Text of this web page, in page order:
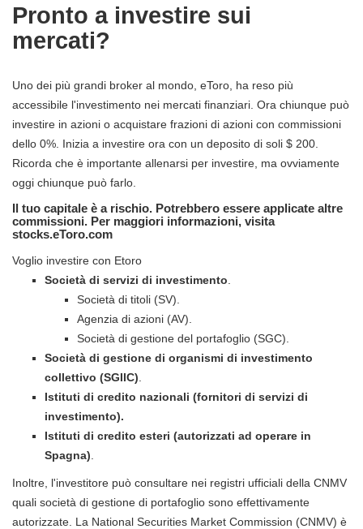
Pronto a investire sui
mercati?
Uno dei più grandi broker al mondo, eToro, ha reso più
accessibile l'investimento nei mercati finanziari. Ora chiunque può
investire in azioni o acquistare frazioni di azioni con commissioni
dello 0%. Inizia a investire ora con un deposito di soli $ 200.
Ricorda che è importante allenarsi per investire, ma ovviamente
oggi chiunque può farlo.
Il tuo capitale è a rischio. Potrebbero essere applicate altre
commissioni. Per maggiori informazioni, visita
stocks.eToro.com
Voglio investire con Etoro
Società di servizi di investimento
Società di titoli (SV).
Agenzia di azioni (AV).
Società di gestione del portafoglio (SGC).
Società di gestione di organismi di investimento
collettivo (SGIIC)
Istituti di credito nazionali (fornitori di servizi di
investimento).
Istituti di credito esteri (autorizzati ad operare in
Spagna)
Inoltre, l'investitore può consultare nei registri ufficiali della CNMV
quali società di gestione di portafoglio sono effettivamente
autorizzate. La National Securities Market Commission (CNMV) è